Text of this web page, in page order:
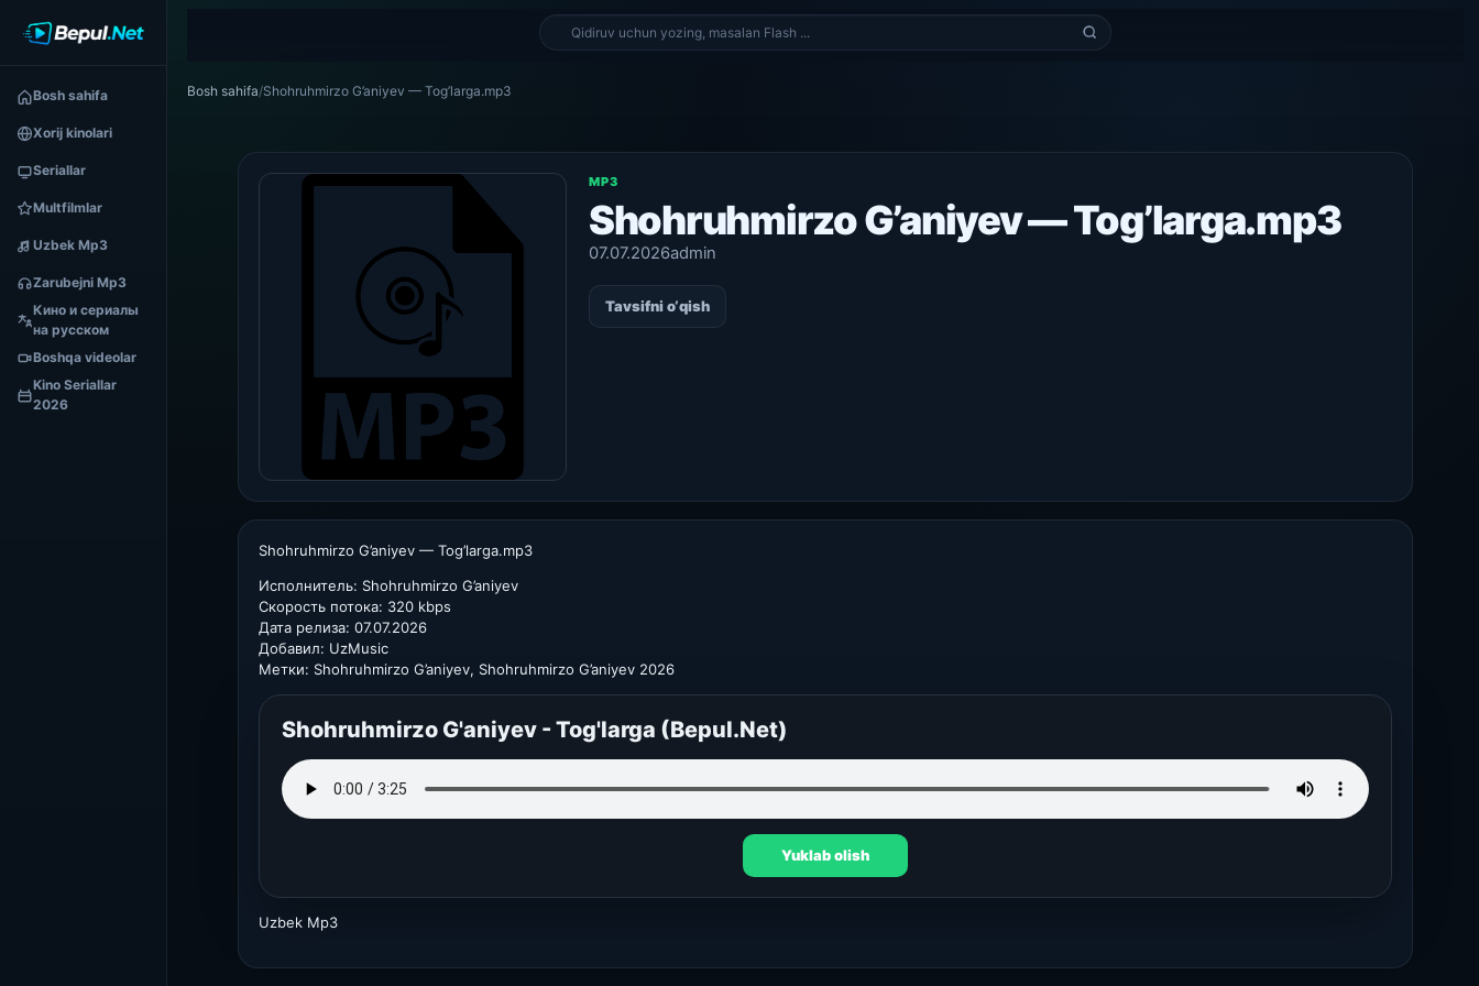
Bosh sahifa
Xorij kinolari
Seriallar
Multfilmlar
Uzbek Mp3
Zarubejni Mp3
Кино и сериалы
на русском
Boshqa videolar
Kino Seriallar
2026
Bosh sahifa/Shohruhmirzo G’aniyev — Tog’larga.mp3
MP3
Shohruhmirzo G’aniyev — Tog’larga.mp3
07.07.2026admin
Tavsifni o‘qish
Shohruhmirzo G’aniyev — Tog’larga.mp3
Исполнитель: Shohruhmirzo G’aniyev
Скорость потока: 320 kbps
Дата релиза: 07.07.2026
Добавил: UzMusic
Метки: Shohruhmirzo G’aniyev, Shohruhmirzo G’aniyev 2026
Shohruhmirzo G'aniyev - Tog'larga (Bepul.Net)
Yuklab olish
Uzbek Mp3